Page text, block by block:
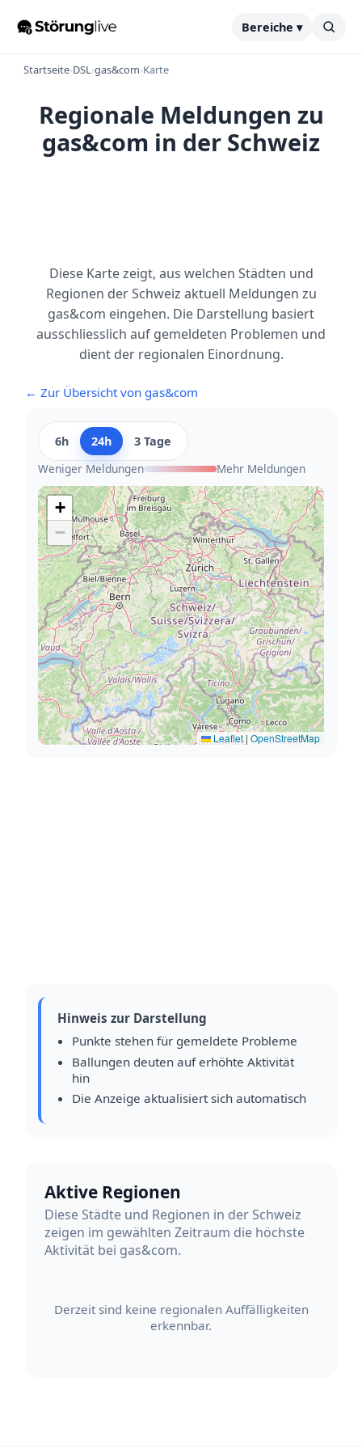
Bereiche ▾
Startseite›DSL›gas&com›Karte
Regionale Meldungen zu
gas&com in der Schweiz
Diese Karte zeigt, aus welchen Städten und
Regionen der Schweiz aktuell Meldungen zu
gas&com eingehen. Die Darstellung basiert
ausschliesslich auf gemeldeten Problemen und
dient der regionalen Einordnung.
← Zur Übersicht von gas&com
6h 24h
3 Tage
Weniger Meldungen
Mehr Meldungen
+
−
Leaflet| OpenStreetMap
Hinweis zur Darstellung
Punkte stehen für gemeldete Probleme
Ballungen deuten auf erhöhte Aktivität
hin
Die Anzeige aktualisiert sich automatisch
Aktive Regionen
Diese Städte und Regionen in der Schweiz
zeigen im gewählten Zeitraum die höchste
Aktivität bei gas&com.
Derzeit sind keine regionalen Auffälligkeiten
erkennbar.